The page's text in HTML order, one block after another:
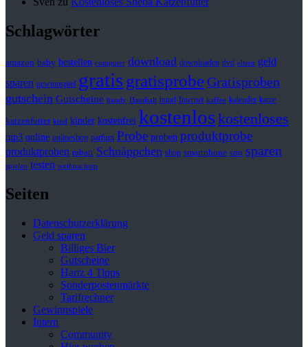
Schlagwörter
amazon baby bestellen computer download downloaden dvd eltern geld
sparen gewinnspiel gratisgratisprobeGratisproben
gutschein Gutscheine handy Haushalt hund Internet kaffee kalender katze
katzenfutter kind kinder kostenfrei kostenloskostenloses
mp3 online onlineshop parfum Probe proben produktprobe
produktproben rabatt Schnäppchen shop smartphone sms sparen
spielen testen weihnachten
Seiten
Datenschutzerklärung
Geld sparen
Billiges Bier
Gutscheine
Hartz 4 Tipps
Sonderpostenmärkte
Tarifrechner
Gewinnspiele
Intern
Community